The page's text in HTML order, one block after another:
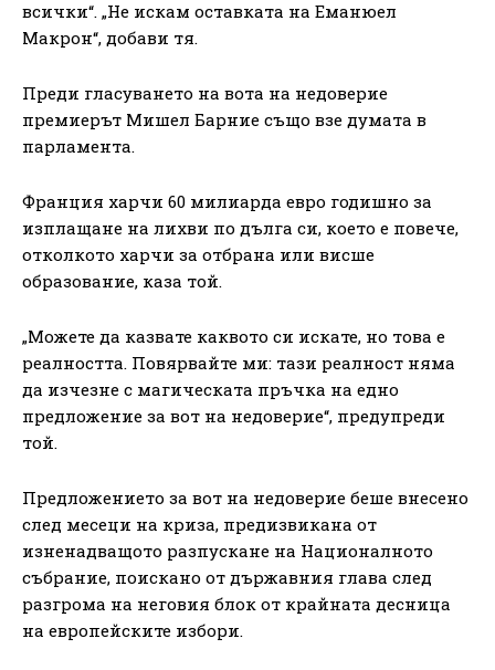
всички“. „Не искам оставката на Еманюел
Макрон“, добави тя.
Преди гласуването на вота на недоверие
премиерът Мишел Барние също взе думата в
парламента.
Франция харчи 60 милиарда евро годишно за
изплащане на лихви по дълга си, което е повече,
отколкото харчи за отбрана или висше
образование, каза той.
„Можете да казвате каквото си искате, но това е
реалността. Повярвайте ми: тази реалност няма
да изчезне с магическата пръчка на едно
предложение за вот на недоверие“, предупреди
той.
Предложението за вот на недоверие беше внесено
след месеци на криза, предизвикана от
изненадващото разпускане на Националното
събрание, поискано от държавния глава след
разгрома на неговия блок от крайната десница
на европейските избори.